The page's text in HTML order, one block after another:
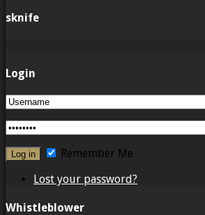
sknife
Login
Remember Me
Lost your password?
Whistleblower